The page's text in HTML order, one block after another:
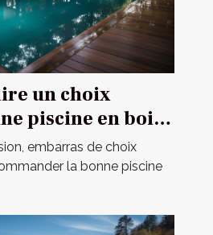
un choix
piscine en bois
embarras de choix
la bonne piscine